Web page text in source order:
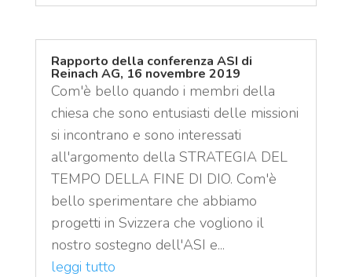
Rapporto della conferenza ASI di
Reinach AG, 16 novembre 2019
Com'è bello quando i membri della
chiesa che sono entusiasti delle missioni
si incontrano e sono interessati
all'argomento della STRATEGIA DEL
TEMPO DELLA FINE DI DIO. Com'è
bello sperimentare che abbiamo
progetti in Svizzera che vogliono il
nostro sostegno dell'ASI e...
leggi tutto